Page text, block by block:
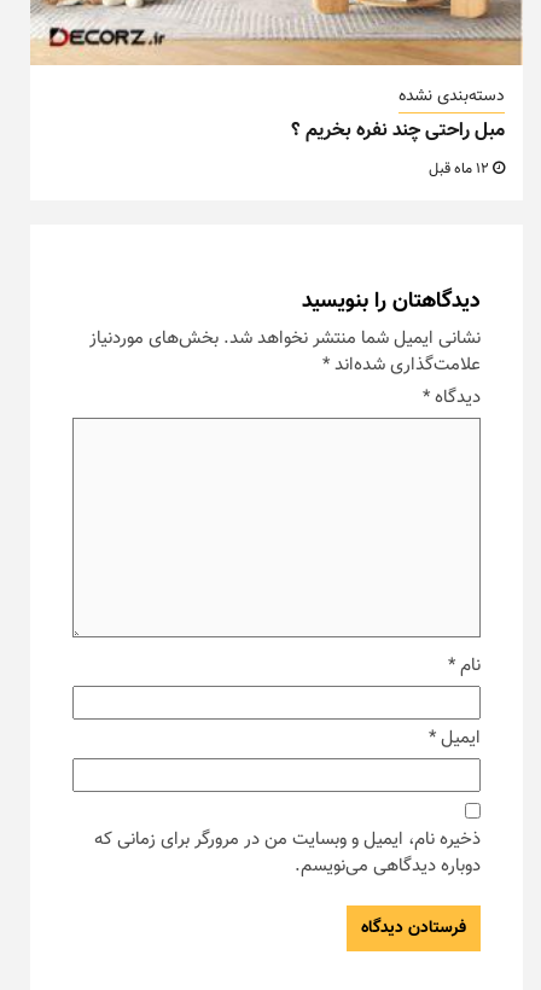
دسته‌بندی نشده
مبل راحتی چند نفره بخریم ؟
دیدگاهتان را بنویسید
نشانی ایمیل شما منتشر نخواهد شد. بخش‌های موردنیاز
علامت‌گذاری شده‌اند*
دیدگاه*
نام*
ایمیل*
ذخیره نام، ایمیل و وبسایت من در مرورگر برای زمانی که
دوباره دیدگاهی می‌نویسم.